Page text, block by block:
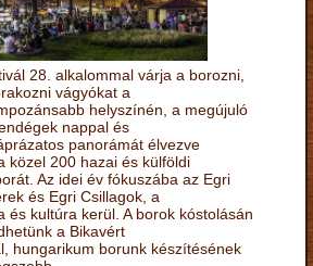
28. alkalommal várja a borozni,
vágyókat a
helyszínén, a megújuló
nappal és
panorámát élvezve
közel 200 hazai és külföldi
Az idei év fókuszába az Egri
és Egri Csillagok, a
és kultúra kerül. A borok kóstolásán
a Bikavért
hungarikum borunk készítésének